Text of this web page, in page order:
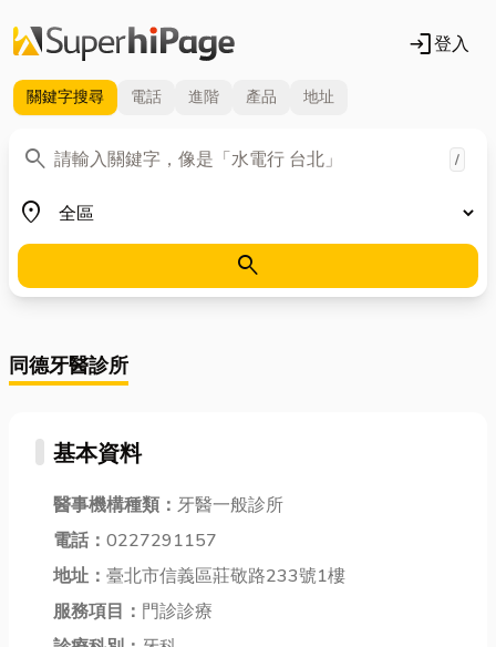
login登入
關鍵字搜尋 電話 進階 產品 地址
search
關鍵字 /
place
地區
search
同德牙醫診所
基本資料
醫事機構種類： 牙醫一般診所
電話： 0227291157
地址： 臺北市信義區莊敬路233號1樓
服務項目： 門診診療